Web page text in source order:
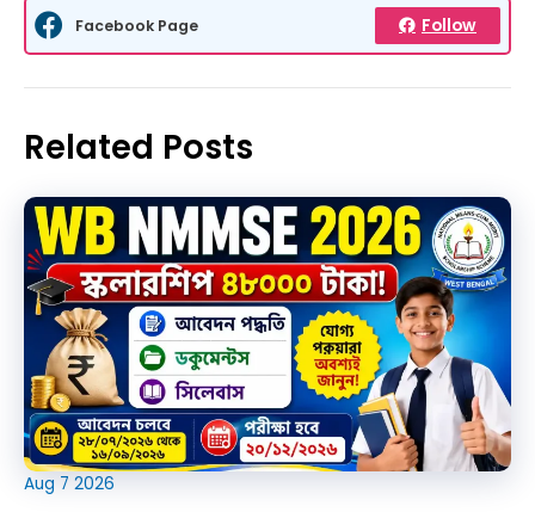
Facebook Page Follow
Related Posts
Aug 7 2026